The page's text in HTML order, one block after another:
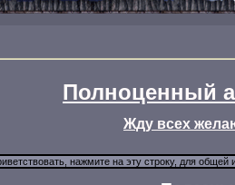
Полноценный
Жду всех